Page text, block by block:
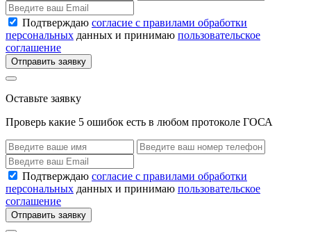
Подтверждаю согласие с правилами обработки
персональных данных и принимаю пользовательское
соглашение
Отправить заявку
Оставьте заявку
Проверь какие 5 ошибок есть в любом протоколе ГОСА
Подтверждаю согласие с правилами обработки
персональных данных и принимаю пользовательское
соглашение
Отправить заявку